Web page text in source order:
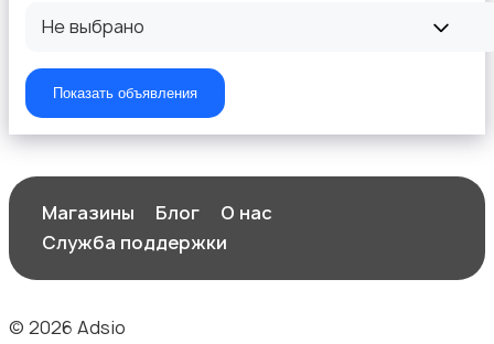
Не выбрано
Показать объявления
Магазины Блог
О нас
Служба поддержки
© 2026 Adsio